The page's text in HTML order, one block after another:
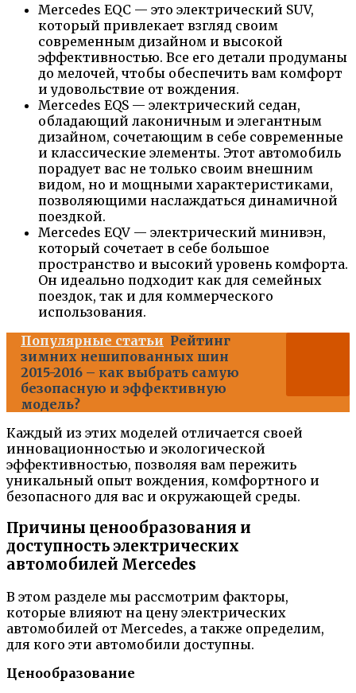
Mercedes EQC — это электрический SUV,
который привлекает взгляд своим
современным дизайном и высокой
эффективностью. Все его детали продуманы
до мелочей, чтобы обеспечить вам комфорт
и удовольствие от вождения.
Mercedes EQS — электрический седан,
обладающий лаконичным и элегантным
дизайном, сочетающим в себе современные
и классические элементы. Этот автомобиль
порадует вас не только своим внешним
видом, но и мощными характеристиками,
позволяющими наслаждаться динамичной
поездкой.
Mercedes EQV — электрический минивэн,
который сочетает в себе большое
пространство и высокий уровень комфорта.
Он идеально подходит как для семейных
поездок, так и для коммерческого
использования.
Популярные статьи Рейтинг
зимних нешипованных шин
2015-2016 – как выбрать самую
безопасную и эффективную
модель?
Каждый из этих моделей отличается своей
инновационностью и экологической
эффективностью, позволяя вам пережить
уникальный опыт вождения, комфортного и
безопасного для вас и окружающей среды.
Причины ценообразования и
доступность электрических
автомобилей Mercedes
В этом разделе мы рассмотрим факторы,
которые влияют на цену электрических
автомобилей от Mercedes, а также определим,
для кого эти автомобили доступны.
Ценообразование